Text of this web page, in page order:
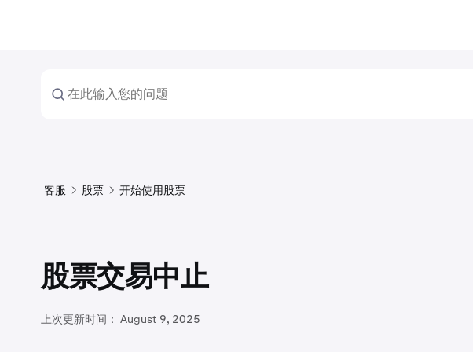
客服 股票 开始使用股票
股票交易中止
上次更新时间： August 9, 2025